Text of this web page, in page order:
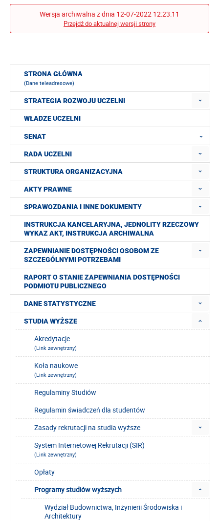
Wersja archiwalna z dnia 12-07-2022 12:23:11
Przejdź do aktualnej wersji strony
STRONA GŁÓWNA
(Dane teleadresowe)
STRATEGIA ROZWOJU UCZELNI
WŁADZE UCZELNI
SENAT
RADA UCZELNI
STRUKTURA ORGANIZACYJNA
AKTY PRAWNE
SPRAWOZDANIA I INNE DOKUMENTY
INSTRUKCJA KANCELARYJNA, JEDNOLITY RZECZOWY
WYKAZ AKT, INSTRUKCJA ARCHIWALNA
ZAPEWNIANIE DOSTĘPNOŚCI OSOBOM ZE
SZCZEGÓLNYMI POTRZEBAMI
RAPORT O STANIE ZAPEWNIANIA DOSTĘPNOŚCI
PODMIOTU PUBLICZNEGO
DANE STATYSTYCZNE
STUDIA WYŻSZE
Akredytacje
(Link zewnętrzny)
Koła naukowe
(Link zewnętrzny)
Regulaminy Studiów
Regulamin świadczeń dla studentów
Zasady rekrutacji na studia wyższe
System Internetowej Rekrutacji (SIR)
(Link zewnętrzny)
Opłaty
Programy studiów wyższych
Wydział Budownictwa, Inżynierii Środowiska i
Architektury